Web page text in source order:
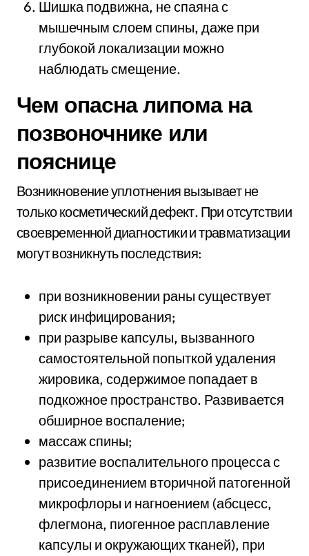
Шишка подвижна, не спаяна с
мышечным слоем спины, даже при
глубокой локализации можно
наблюдать смещение.
Чем опасна липома на
позвоночнике или
пояснице
Возникновение уплотнения вызывает не
только косметический дефект. При отсутствии
своевременной диагностики и травматизации
могут возникнуть последствия:
при возникновении раны существует
риск инфицирования;
при разрыве капсулы, вызванного
самостоятельной попыткой удаления
жировика, содержимое попадает в
подкожное пространство. Развивается
обширное воспаление;
массаж спины;
развитие воспалительного процесса с
присоединением вторичной патогенной
микрофлоры и нагноением (абсцесс,
флегмона, пиогенное расплавление
капсулы и окружающих тканей), при